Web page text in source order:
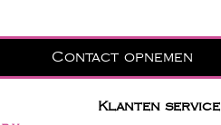
Contact opnemen
Klanten service